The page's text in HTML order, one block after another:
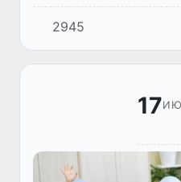
№321 «Дар бораи
омодасозии
таҳсилоти томактабӣ
2945
17